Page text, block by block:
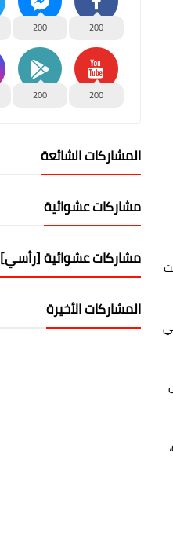
2026 وحتى
200
200
200
200
المشاركات الشائعة
مشاركات عشوائية
مشاركات عشوائية [رأسي]
المشاركات الأخيرة